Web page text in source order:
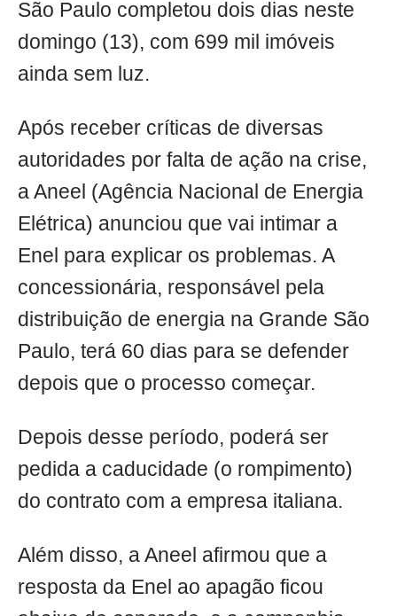
São Paulo completou dois dias neste
domingo (13), com 699 mil imóveis
ainda sem luz.
Após receber críticas de diversas
autoridades por falta de ação na crise,
a Aneel (Agência Nacional de Energia
Elétrica) anunciou que vai intimar a
Enel para explicar os problemas. A
concessionária, responsável pela
distribuição de energia na Grande São
Paulo, terá 60 dias para se defender
depois que o processo começar.
Depois desse período, poderá ser
pedida a caducidade (o rompimento)
do contrato com a empresa italiana.
Além disso, a Aneel afirmou que a
resposta da Enel ao apagão ficou